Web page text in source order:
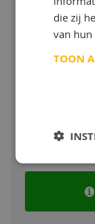
Meer info
0W30
voor
Het is
lowSAPS
die zij
van hun
TOON